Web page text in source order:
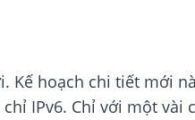
Kế hoạch chi tiết mới
IPv6. Chỉ với một